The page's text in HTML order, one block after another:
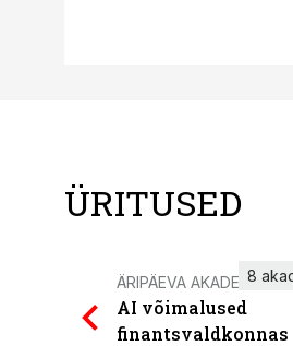
ÜRITUSED
ÄRIPÄEVA AKADEEMIA
AI võimalused
finantsvaldkonnas
8